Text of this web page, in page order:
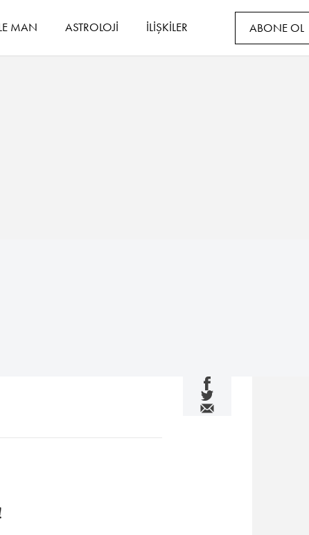
MAN ASTROLOJİ İLİŞKİLER ABONE OL